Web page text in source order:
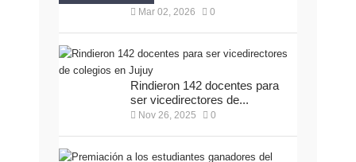
Mar 02, 2026 0
Rindieron 142 docentes para
ser vicedirectores de...
Nov 26, 2025 0